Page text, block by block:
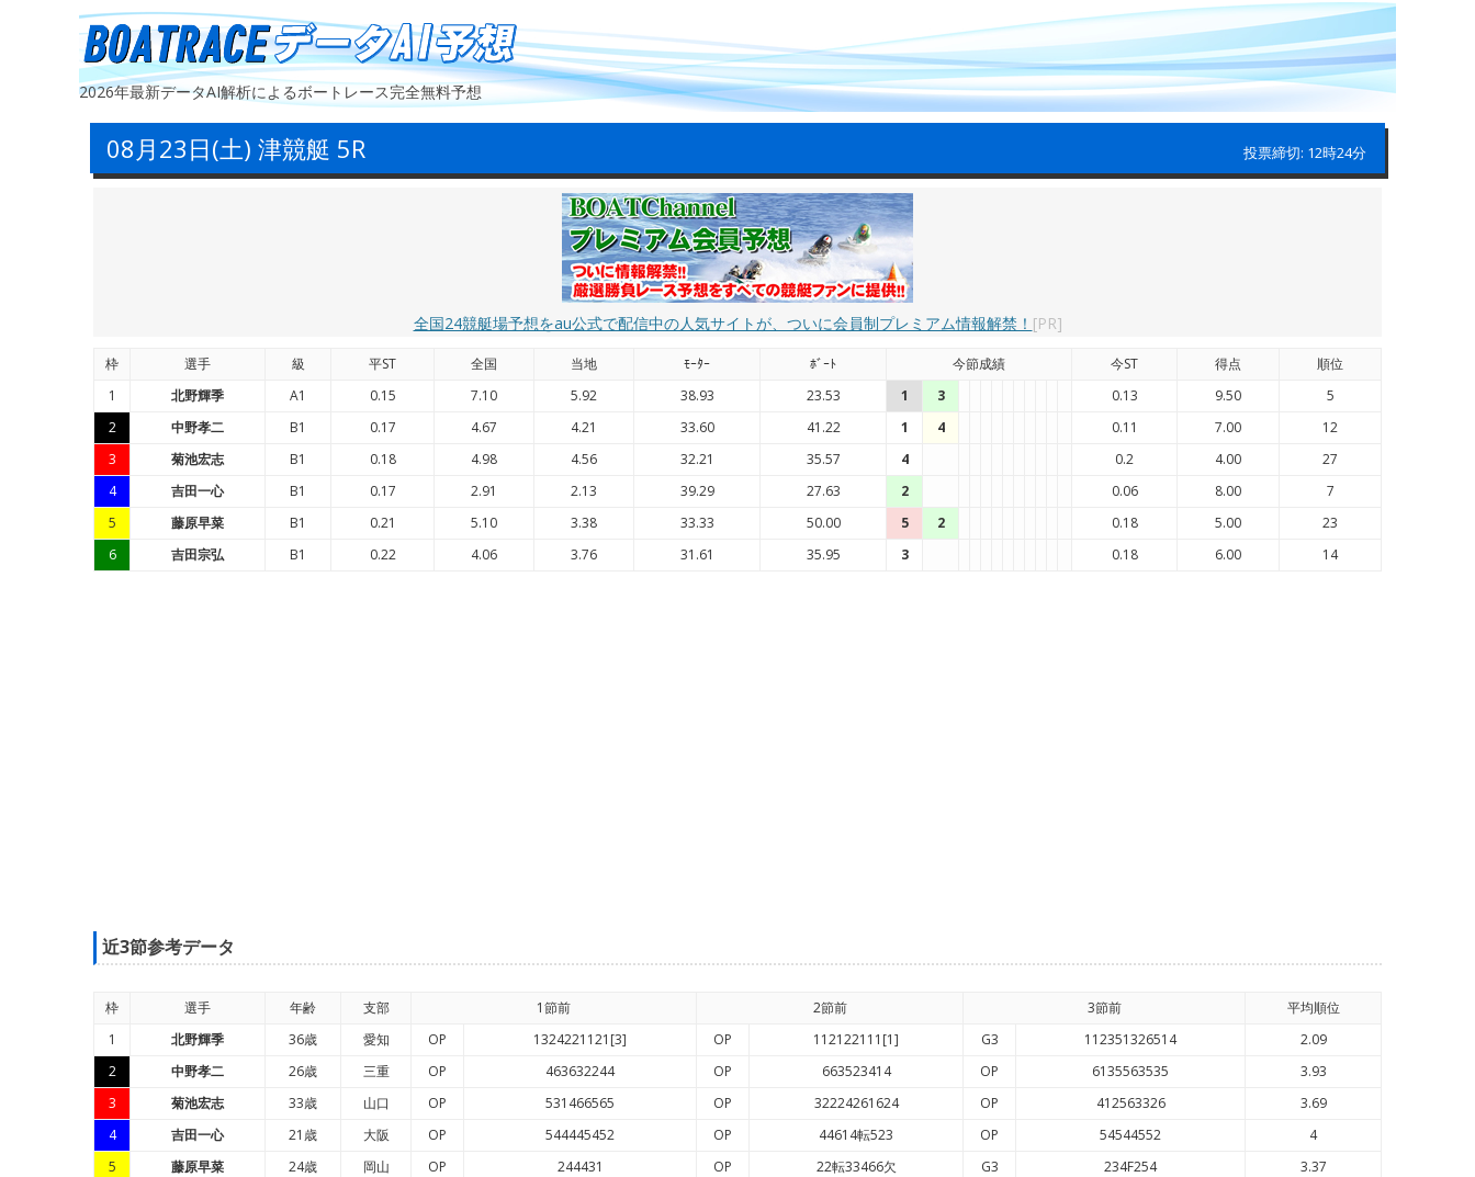
2026年最新データAI解析によるボートレース完全無料予想
08月23日(土) 津競艇 5R 投票締切: 12時24分
全国24競艇場予想をau公式で配信中の人気サイトが、ついに会員制プレミアム情報解禁！ [PR]
枠 選手 級 平ST 全国 当地 ﾓｰﾀｰ ﾎﾞｰﾄ 今節成績 今ST 得点
順位
1
北野輝季 A1 0.15 7.10 5.92 38.93 23.53 1 3 0.13 9.50
5
2
中野孝二 B1 0.17 4.67 4.21 33.60 41.22 1 4 0.11 7.00
12
3
菊池宏志 B1 0.18 4.98 4.56 32.21 35.57 4 0.2 4.00
27
4
吉田一心 B1 0.17 2.91 2.13 39.29 27.63 2 0.06 8.00
7
5
藤原早菜 B1 0.21 5.10 3.38 33.33 50.00 5 2 0.18 5.00
23
6
吉田宗弘 B1 0.22 4.06 3.76 31.61 35.95 3 0.18 6.00 14
近3節参考データ
枠 選手 年齢 支部 1節前 2節前 3節前 平均順位
1
北野輝季 36歳 愛知 OP 1324221121[3] OP 112122111[1] G3 112351326514
2.09
2
中野孝二 26歳 三重 OP 463632244 OP 663523414 OP 6135563535
3.93
3
菊池宏志 33歳 山口 OP 531466565 OP 32224261624 OP 412563326
3.69
4
吉田一心 21歳 大阪 OP 544445452 OP 44614転523 OP 54544552
4
5
藤原早菜 24歳 岡山 OP 244431 OP 22転33466欠 G3 234F254
3.37